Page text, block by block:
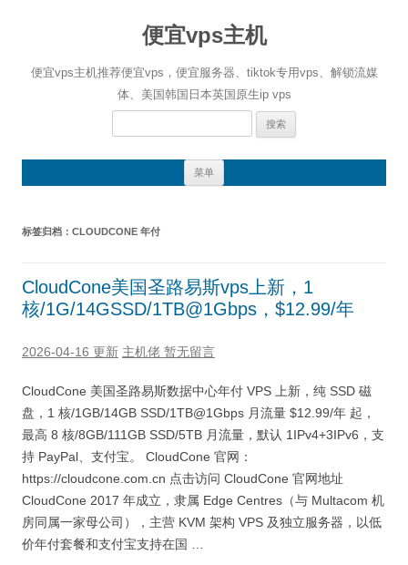
便宜vps主机
便宜vps主机推荐便宜vps，便宜服务器、tiktok专用vps、解锁流媒
体、美国韩国日本英国原生ip vps
搜
菜单
标签归档： CLOUDCONE 年付
CloudCone美国圣路易斯vps上新，1
核/1G/14GSSD/1TB@1Gbps，$12.99/年
2026-04-16 更新 主机佬 暂无留言
CloudCone 美国圣路易斯数据中心年付 VPS 上新，纯 SSD 磁
盘，1 核/1GB/14GB SSD/1TB@1Gbps 月流量 $12.99/年 起，
最高 8 核/8GB/111GB SSD/5TB 月流量，默认 1IPv4+3IPv6，支
持 PayPal、支付宝。 CloudCone 官网：
https://cloudcone.com.cn 点击访问 CloudCone 官网地址
CloudCone 2017 年成立，隶属 Edge Centres（与 Multacom 机
房同属一家母公司），主营 KVM 架构 VPS 及独立服务器，以低
价年付套餐和支付宝支持在国 …